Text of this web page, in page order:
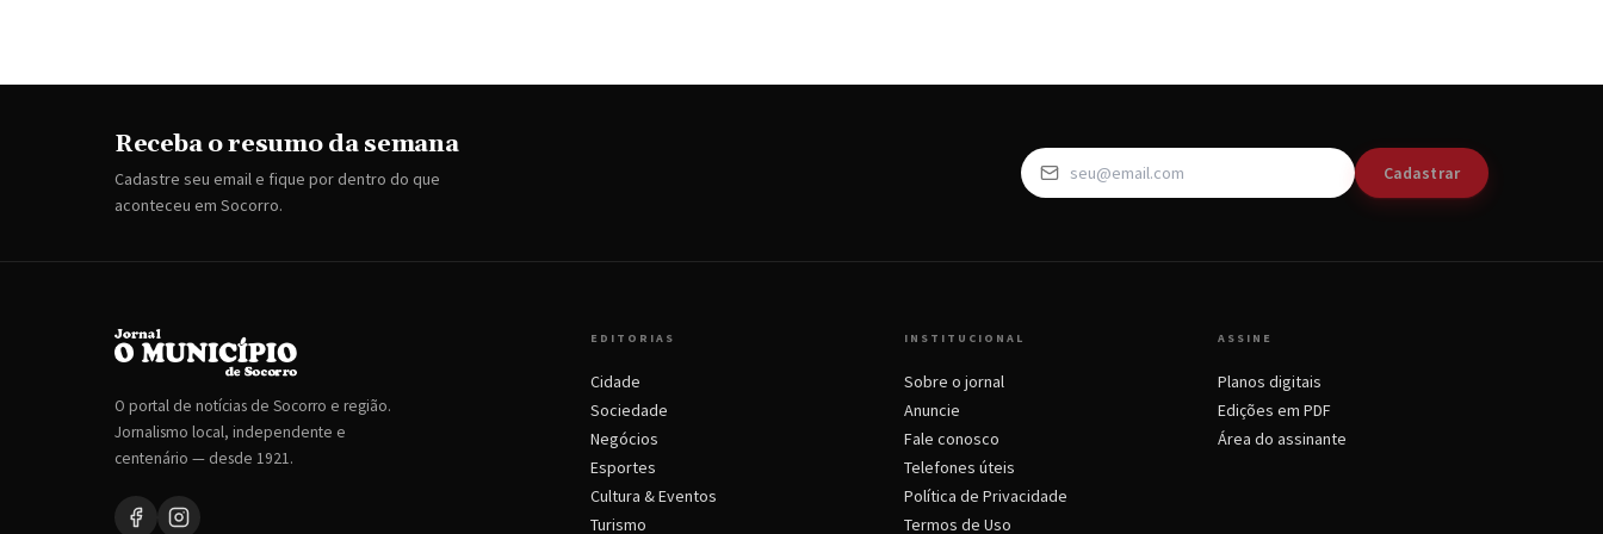
Receba o resumo da semana
Cadastre seu email e fique por dentro do que
aconteceu em Socorro.
Cadastrar
O portal de notícias de Socorro e região.
Jornalismo local, independente e
centenário — desde 1921.
EDITORIAS
Cidade
Sociedade
Negócios
Esportes
Cultura & Eventos
Turismo
INSTITUCIONAL
Sobre o jornal
Anuncie
Fale conosco
Telefones úteis
Política de Privacidade
Termos de Uso
ASSINE
Planos digitais
Edições em PDF
Área do assinante